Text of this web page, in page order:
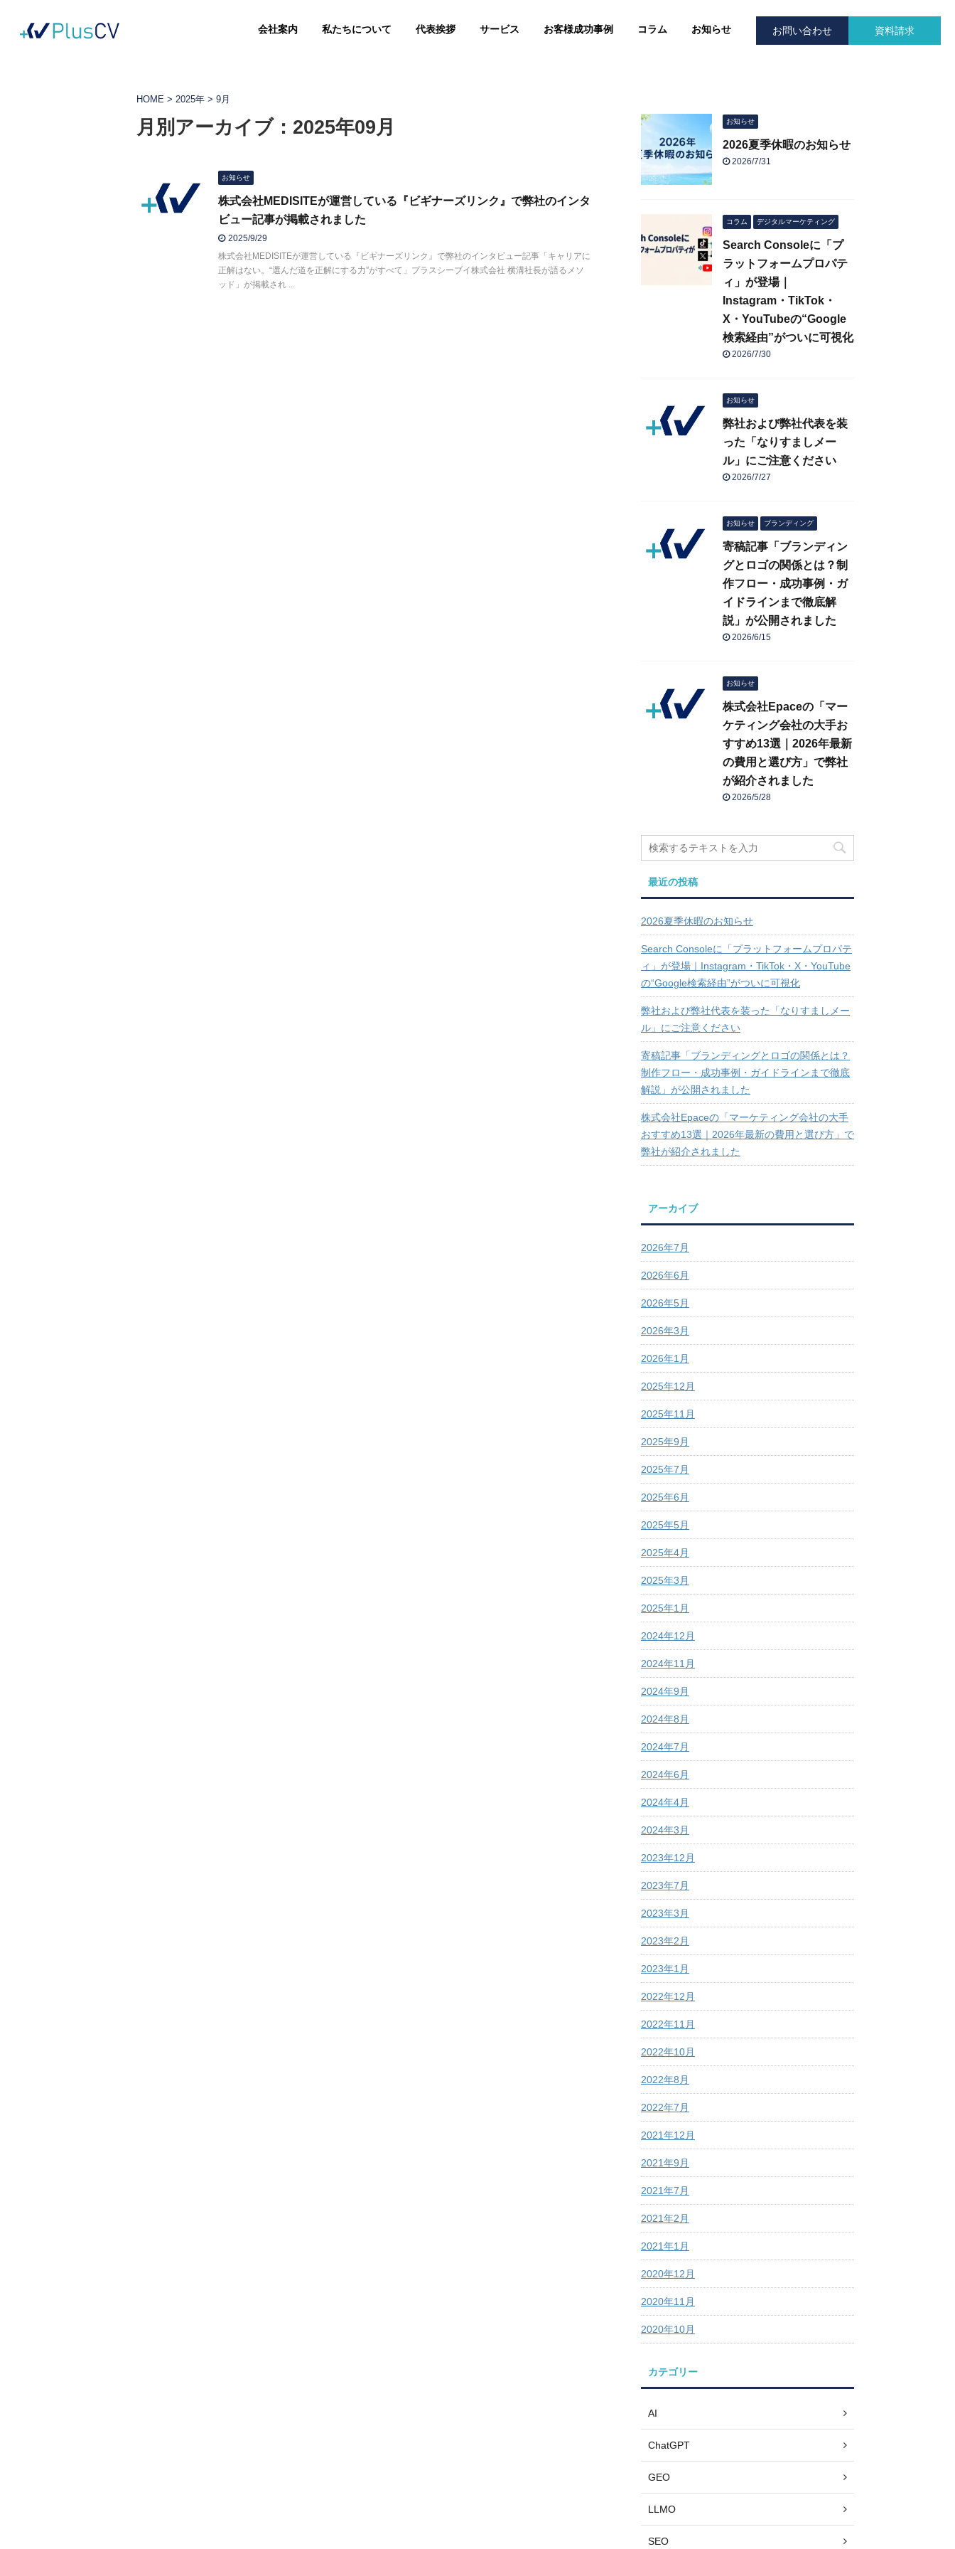
会社案内 私たちについて 代表挨拶 サービス お客様成功事例 コラム お知らせ お問い合わせ 資料請求
HOME > 2025年 > 9月
月別アーカイブ：2025年09月
お知らせ
株式会社MEDISITEが運営している『ビギナーズリンク』で弊社のインタ
ビュー記事が掲載されました
2025/9/29
株式会社MEDISITEが運営している『ビギナーズリンク』で弊社のインタビュー記事「キャリアに
正解はない。“選んだ道を正解にする力”がすべて」プラスシーブイ株式会社 横溝社長が語るメソ
ッド」が掲載され ...
お知らせ
2026夏季休暇のお知らせ
2026/7/31
コラム デジタルマーケティング
Search Consoleに「プ
ラットフォームプロパテ
ィ」が登場｜
Instagram・TikTok・
X・YouTubeの“Google
検索経由”がついに可視化
2026/7/30
お知らせ
弊社および弊社代表を装
った「なりすましメー
ル」にご注意ください
2026/7/27
お知らせ ブランディング
寄稿記事「ブランディン
グとロゴの関係とは？制
作フロー・成功事例・ガ
イドラインまで徹底解
説」が公開されました
2026/6/15
お知らせ
株式会社Epaceの「マー
ケティング会社の大手お
すすめ13選｜2026年最新
の費用と選び方」で弊社
が紹介されました
2026/5/28
最近の投稿
2026夏季休暇のお知らせ
Search Consoleに「プラットフォームプロパテ
ィ」が登場｜Instagram・TikTok・X・YouTube
の“Google検索経由”がついに可視化
弊社および弊社代表を装った「なりすましメー
ル」にご注意ください
寄稿記事「ブランディングとロゴの関係とは？
制作フロー・成功事例・ガイドラインまで徹底
解説」が公開されました
株式会社Epaceの「マーケティング会社の大手
おすすめ13選｜2026年最新の費用と選び方」で
弊社が紹介されました
アーカイブ
2026年7月
2026年6月
2026年5月
2026年3月
2026年1月
2025年12月
2025年11月
2025年9月
2025年7月
2025年6月
2025年5月
2025年4月
2025年3月
2025年1月
2024年12月
2024年11月
2024年9月
2024年8月
2024年7月
2024年6月
2024年4月
2024年3月
2023年12月
2023年7月
2023年3月
2023年2月
2023年1月
2022年12月
2022年11月
2022年10月
2022年8月
2022年7月
2021年12月
2021年9月
2021年7月
2021年2月
2021年1月
2020年12月
2020年11月
2020年10月
カテゴリー
AI
ChatGPT
GEO
LLMO
SEO